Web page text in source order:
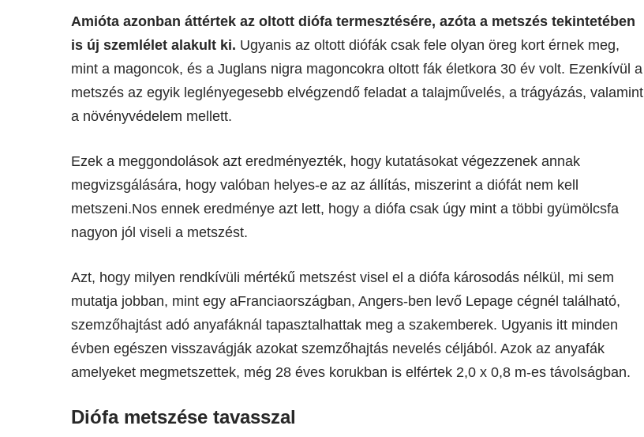
Amióta azonban áttértek az oltott diófa termesztésére, azóta a metszés tekintetében
is új szemlélet alakult ki. Ugyanis az oltott diófák csak fele olyan öreg kort érnek meg,
mint a magoncok, és a Juglans nigra magoncokra oltott fák életkora 30 év volt. Ezenkívül a
metszés az egyik leglényegesebb elvégzendő feladat a talajművelés, a trágyázás, valamint
a növényvédelem mellett.
Ezek a meggondolások azt eredményezték, hogy kutatásokat végezzenek annak
megvizsgálására, hogy valóban helyes-e az az állítás, miszerint a diófát nem kell
metszeni.Nos ennek eredménye azt lett, hogy a diófa csak úgy mint a többi gyümölcsfa
nagyon jól viseli a metszést.
Azt, hogy milyen rendkívüli mértékű metszést visel el a diófa károsodás nélkül, mi sem
mutatja jobban, mint egy aFranciaországban, Angers-ben levő Lepage cégnél található,
szemzőhajtást adó anyafáknál tapasztalhattak meg a szakemberek. Ugyanis itt minden
évben egészen visszavágják azokat szemzőhajtás nevelés céljából. Azok az anyafák
amelyeket megmetszettek, még 28 éves korukban is elfértek 2,0 x 0,8 m-es távolságban.
Diófa metszése tavasszal